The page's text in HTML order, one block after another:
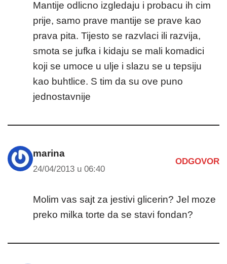
Mantije odlicno izgledaju i probacu ih cim
prije, samo prave mantije se prave kao
prava pita. Tijesto se razvlaci ili razvija,
smota se jufka i kidaju se mali komadici
koji se umoce u ulje i slazu se u tepsiju
kao buhtlice. S tim da su ove puno
jednostavnije
marina
24/04/2013 u 06:40
ODGOVOR
Molim vas sajt za jestivi glicerin? Jel moze
preko milka torte da se stavi fondan?